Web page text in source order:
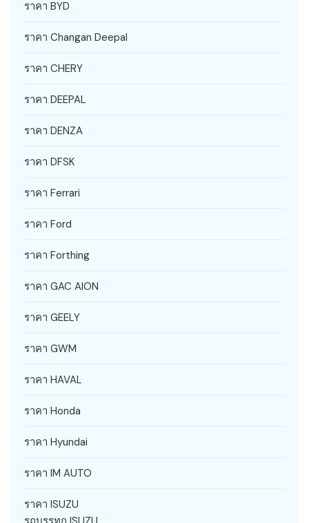
ราคา BYD
ราคา Changan Deepal
ราคา CHERY
ราคา DEEPAL
ราคา DENZA
ราคา DFSK
ราคา Ferrari
ราคา Ford
ราคา Forthing
ราคา GAC AION
ราคา GEELY
ราคา GWM
ราคา HAVAL
ราคา Honda
ราคา Hyundai
ราคา IM AUTO
ราคา ISUZU